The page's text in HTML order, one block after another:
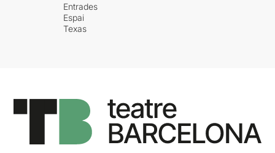
Entrades
Espai
Texas